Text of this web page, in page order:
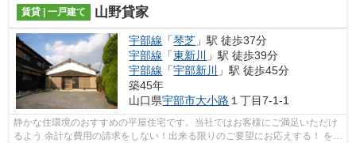
賃貸 | 一戸建て 山野貸家
宇部線 「琴芝 」駅 徒歩37分
宇部線 「東新川
」駅 徒歩39分
宇部線 「宇部新川
」駅 徒歩45分
築45年
山口県宇部市大小路 １丁目7-1-1
静かな住環境のおすすめの平屋住宅です。当社ではお客様にご満足いただけ
るよう 余計な費用の請求をしない！出来る限りのご要望にお応えする！ をモ